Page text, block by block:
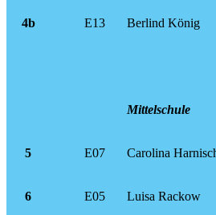
4b E13 Berlind König
Mittelschule
5 E07 Carolina
6 E05 Luisa Rackow